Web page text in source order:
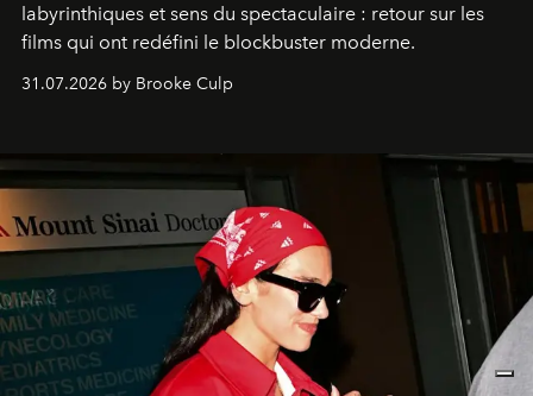
labyrinthiques et sens du spectaculaire : retour sur les
films qui ont redéfini le blockbuster moderne.
31.07.2026 by Brooke Culp